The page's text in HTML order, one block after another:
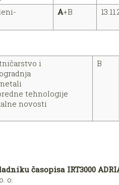
A+B
i
tehnologije
novosti
B
časopisa IRT3000
o.